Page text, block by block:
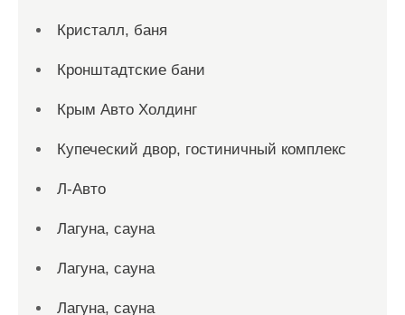
Кристалл, баня
Кронштадтские бани
Крым Авто Холдинг
Купеческий двор, гостиничный комплекс
Л-Авто
Лагуна, сауна
Лагуна, сауна
Лагуна, сауна